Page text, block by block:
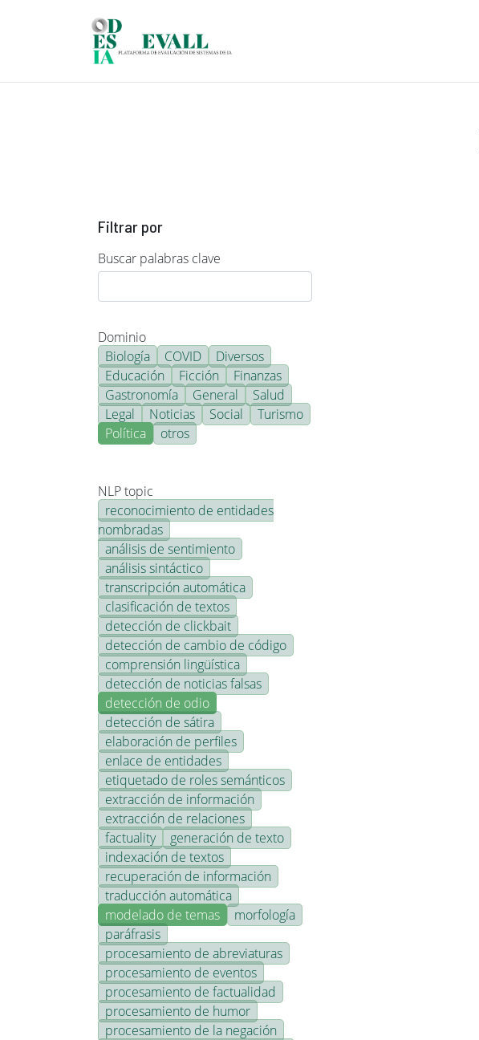
Filtrar por
Buscar palabras clave
Dominio
Biología
COVID
Diversos
Educación
Ficción
Finanzas
Gastronomía
General
Salud
Legal
Noticias Social
Turismo
Política
otros
NLP topic
reconocimiento de entidades
nombradas
análisis de sentimiento
análisis sintáctico
transcripción automática
clasificación de textos
detección de clickbait
detección de cambio de código
comprensión lingüística
detección de noticias falsas
detección de odio
detección de sátira
elaboración de perfiles
enlace de entidades
etiquetado de roles semánticos
extracción de información
extracción de relaciones
factuality
generación de texto
indexación de textos
recuperación de información
traducción automática
modelado de temas
morfología
paráfrasis
procesamiento de abreviaturas
procesamiento de eventos
procesamiento de factualidad
procesamiento de humor
procesamiento de la negación